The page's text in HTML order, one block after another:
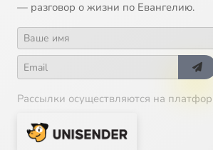
— разговор о жизни по Евангелию.
Рассылки осуществляются на